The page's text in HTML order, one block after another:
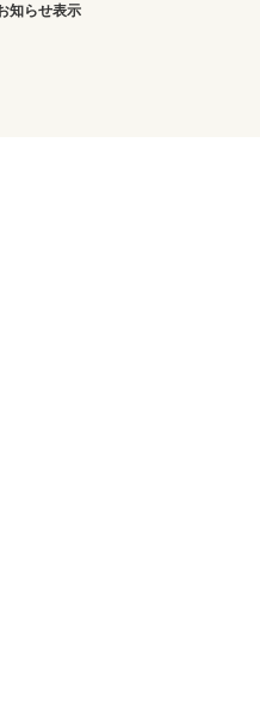
知らせ表示